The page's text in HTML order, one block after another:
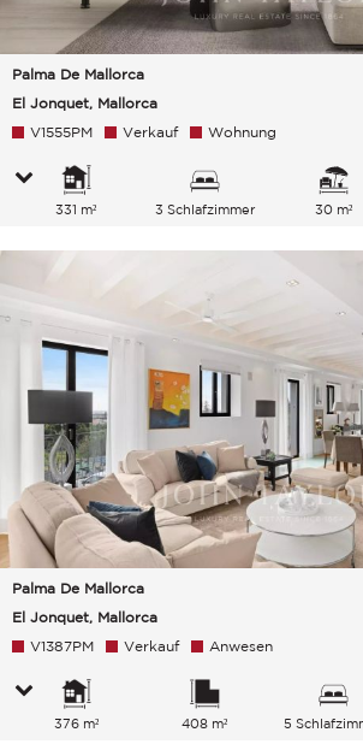
Palma De Mallorca
El Jonquet, Mallorca
V1555PM Verkauf Wohnung
331 m² 3 Schlafzimmer 30 m²
Palma De Mallorca
El Jonquet, Mallorca
V1387PM Verkauf Anwesen
376 m² 408 m² 5